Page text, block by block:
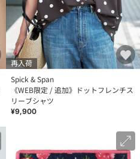
再入荷
Spick & Span
《WEB限定 / 追加》ドットフレンチス
リーブシャツ
¥9,900